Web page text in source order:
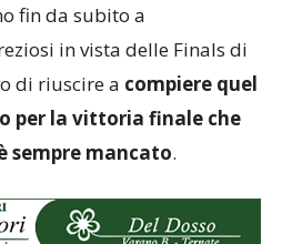
fin da subito a
in vista delle Finals di
di riuscire a compiere quel
per la vittoria finale che
sempre mancato.